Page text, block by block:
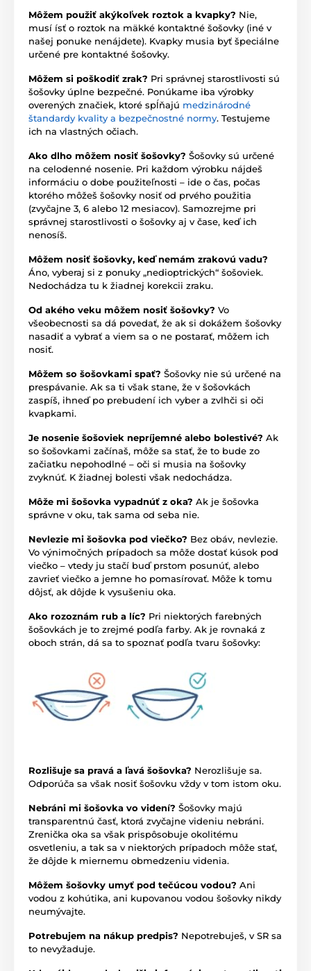
Môžem použiť akýkoľvek roztok a kvapky? Nie,
musí ísť o roztok na mäkké kontaktné šošovky (iné v
našej ponuke nenájdete). Kvapky musia byť špeciálne
určené pre kontaktné šošovky.
Môžem si poškodiť zrak? Pri správnej starostlivosti sú
šošovky úplne bezpečné. Ponúkame iba výrobky
overených značiek, ktoré spĺňajú medzinárodné
štandardy kvality a bezpečnostné normy. Testujeme
ich na vlastných očiach.
Ako dlho môžem nosiť šošovky? Šošovky sú určené
na celodenné nosenie. Pri každom výrobku nájdeš
informáciu o dobe použiteľnosti – ide o čas, počas
ktorého môžeš šošovky nosiť od prvého použitia
(zvyčajne 3, 6 alebo 12 mesiacov). Samozrejme pri
správnej starostlivosti o šošovky aj v čase, keď ich
nenosíš.
Môžem nosiť šošovky, keď nemám zrakovú vadu?
Áno, vyberaj si z ponuky „nedioptrických“ šošoviek.
Nedochádza tu k žiadnej korekcii zraku.
Od akého veku môžem nosiť šošovky? Vo
všeobecnosti sa dá povedať, že ak si dokážem šošovky
nasadiť a vybrať a viem sa o ne postarať, môžem ich
nosiť.
Môžem so šošovkami spať? Šošovky nie sú určené na
prespávanie. Ak sa ti však stane, že v šošovkách
zaspíš, ihneď po prebudení ich vyber a zvlhči si oči
kvapkami.
Je nosenie šošoviek nepríjemné alebo bolestivé? Ak
so šošovkami začínaš, môže sa stať, že to bude zo
začiatku nepohodlné – oči si musia na šošovky
zvyknúť. K žiadnej bolesti však nedochádza.
Môže mi šošovka vypadnúť z oka? Ak je šošovka
správne v oku, tak sama od seba nie.
Nevlezie mi šošovka pod viečko? Bez obáv, nevlezie.
Vo výnimočných prípadoch sa môže dostať kúsok pod
viečko – vtedy ju stačí buď prstom posunúť, alebo
zavrieť viečko a jemne ho pomasírovať. Môže k tomu
dôjsť, ak dôjde k vysušeniu oka.
Ako rozoznám rub a líc? Pri niektorých farebných
šošovkách je to zrejmé podľa farby. Ak je rovnaká z
oboch strán, dá sa to spoznať podľa tvaru šošovky:
Rozlišuje sa pravá a ľavá šošovka? Nerozlišuje sa.
Odporúča sa však nosiť šošovku vždy v tom istom oku.
Nebráni mi šošovka vo videní? Šošovky majú
transparentnú časť, ktorá zvyčajne videniu nebráni.
Zrenička oka sa však prispôsobuje okolitému
osvetleniu, a tak sa v niektorých prípadoch môže stať,
že dôjde k miernemu obmedzeniu videnia.
Môžem šošovky umyť pod tečúcou vodou? Ani
vodou z kohútika, ani kupovanou vodou šošovky nikdy
neumývajte.
Potrebujem na nákup predpis? Nepotrebuješ, v SR sa
to nevyžaduje.